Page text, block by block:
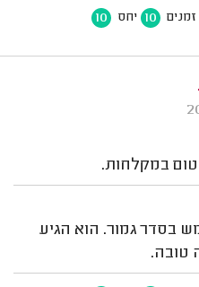
זמנים 10 יחס 10
במקלחות.
בסדר גמור. הוא הגיע
טובה.